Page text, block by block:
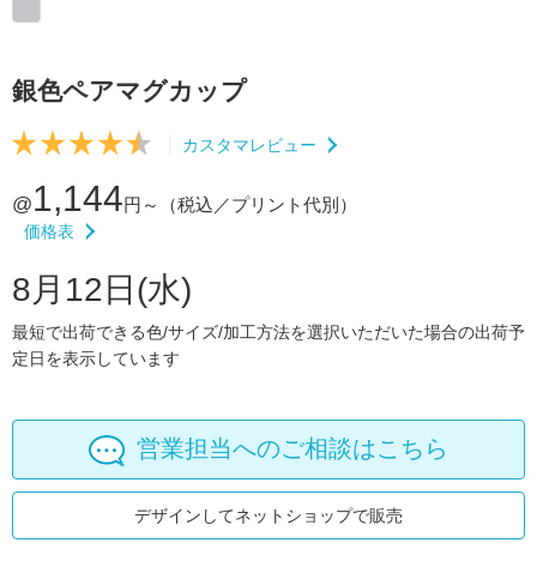
銀色ペアマグカップ
カスタマレビュー
@1,144円～ （税込／プリント代別）
価格表
8月12日(水)
最短で出荷できる色/サイズ/加工方法を選択いただいた場合の出荷予
定日を表示しています
営業担当へのご相談はこちら
デザインしてネットショップで販売